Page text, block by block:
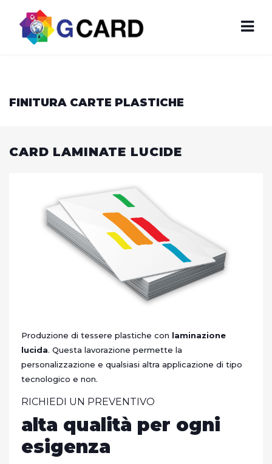
FINITURA CARTE PLASTICHE
CARD LAMINATE LUCIDE
Produzione di tessere plastiche con laminazione
lucida. Questa lavorazione permette la
personalizzazione e qualsiasi altra applicazione di tipo
tecnologico e non.
RICHIEDI UN PREVENTIVO
alta qualità per ogni
esigenza